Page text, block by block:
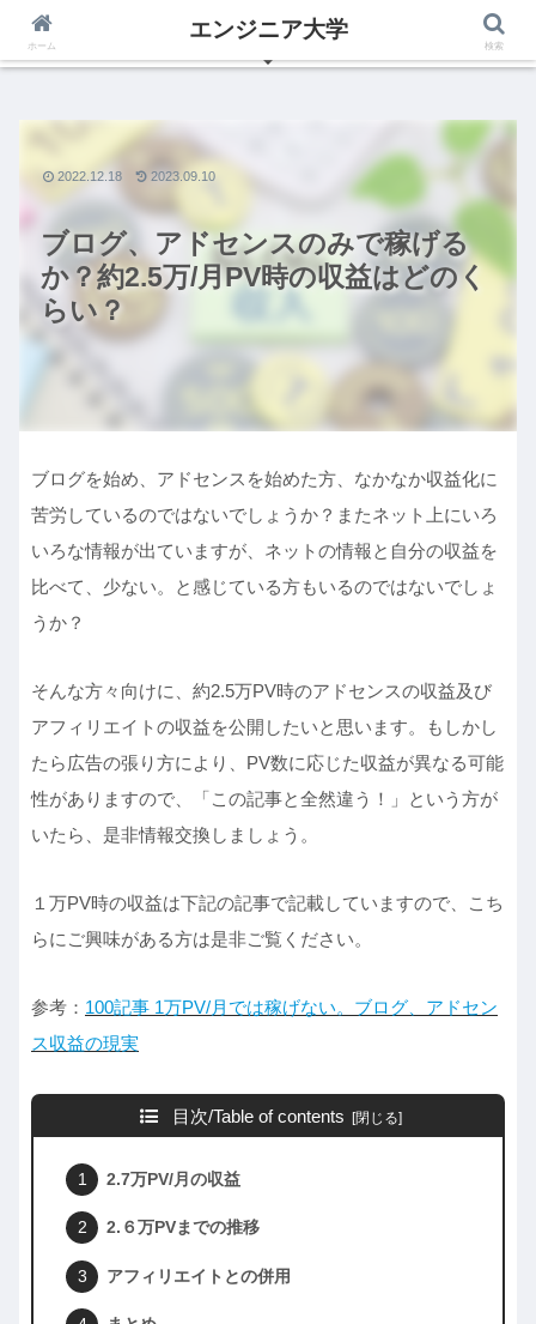
いつからでも夢は叶えられる、エンジニアの為のブログ
ブログ、アドセンスのみで稼げる
か？約2.5万/月PV時の収益はどのく
らい？
2022.12.18 2023.09.10
ブログを始め、アドセンスを始めた方、なかなか収益化に
苦労しているのではないでしょうか？またネット上にいろ
いろな情報が出ていますが、ネットの情報と自分の収益を
比べて、少ない。と感じている方もいるのではないでしょ
うか？
そんな方々向けに、約2.5万PV時のアドセンスの収益及び
アフィリエイトの収益を公開したいと思います。もしかし
たら広告の張り方により、PV数に応じた収益が異なる可能
性がありますので、「この記事と全然違う！」という方が
いたら、是非情報交換しましょう。
１万PV時の収益は下記の記事で記載していますので、こち
らにご興味がある方は是非ご覧ください。
参考： 100記事 1万PV/月では稼げない。ブログ、アドセン
ス収益の現実
目次/Table of contents
2.7万PV/月の収益
2.６万PVまでの推移
アフィリエイトとの併用
ホーム
エンジニア大学
検索